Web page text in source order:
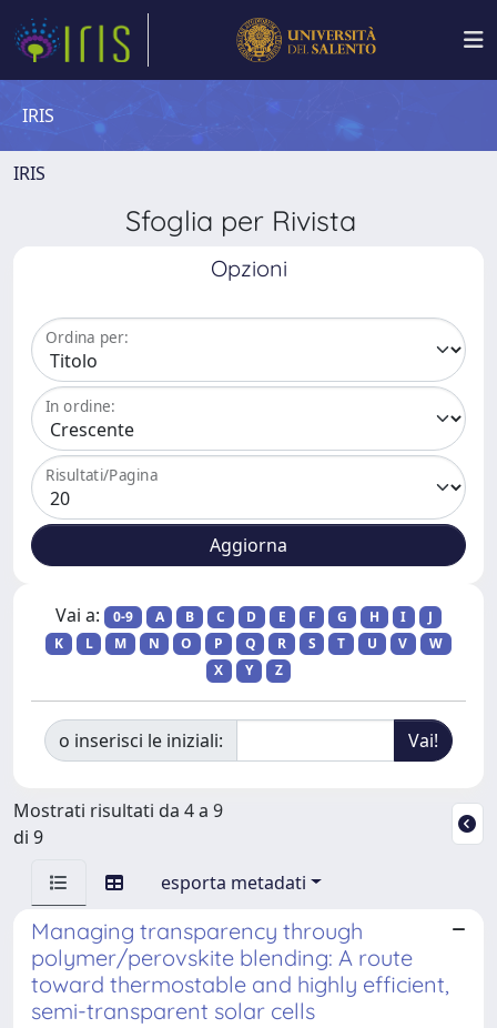
IRIS
IRIS
Sfoglia per Rivista
Opzioni
Ordina per:
In ordine:
Risultati/Pagina
Vai a: 0-9 A B C D E F G H I
J
K
L M N O P Q R S T U V
W
X
Y Z
o inserisci le iniziali:
Mostrati risultati da 4 a 9
di 9
esporta metadati
Managing transparency through
polymer/perovskite blending: A route
toward thermostable and highly efficient,
semi-transparent solar cells